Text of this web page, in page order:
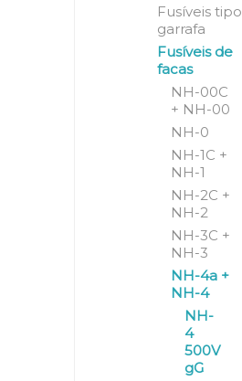
Fusíveis tipo
garrafa
Fusíveis de
facas
NH-00C
+ NH-00
NH-0
NH-1C +
NH-1
NH-2C +
NH-2
NH-3C +
NH-3
NH-4a +
NH-4
NH-
4
500V
gG